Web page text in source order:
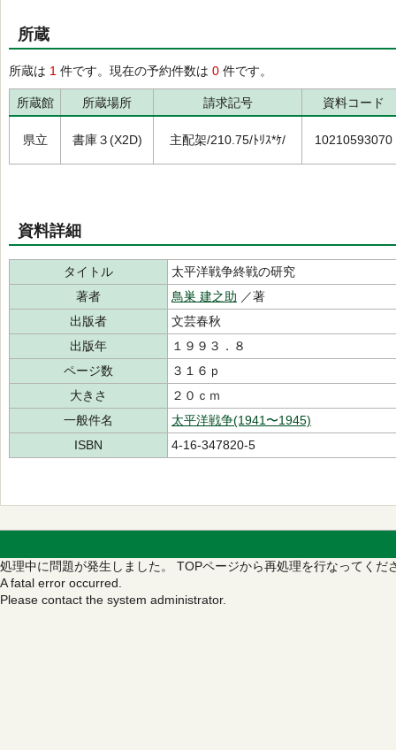
所蔵
所蔵は 1 件です。現在の予約件数は 0 件です。
所蔵館 所蔵場所 請求記号 資料コード
県立 書庫３(X2D) 主配架/210.75/ﾄﾘｽ*ｹ/ 10210593070
資料詳細
タイトル
太平洋戦争終戦の研究
著者
鳥巣 建之助 ／著
出版者
文芸春秋
出版年
１９９３．８
ページ数
３１６ｐ
大きさ
２０ｃｍ
一般件名
太平洋戦争(1941〜1945)
ISBN
4-16-347820-5
処理中に問題が発生しました。 TOPページから再処理を行なってくだ
A fatal error occurred.
Please contact the system administrator.